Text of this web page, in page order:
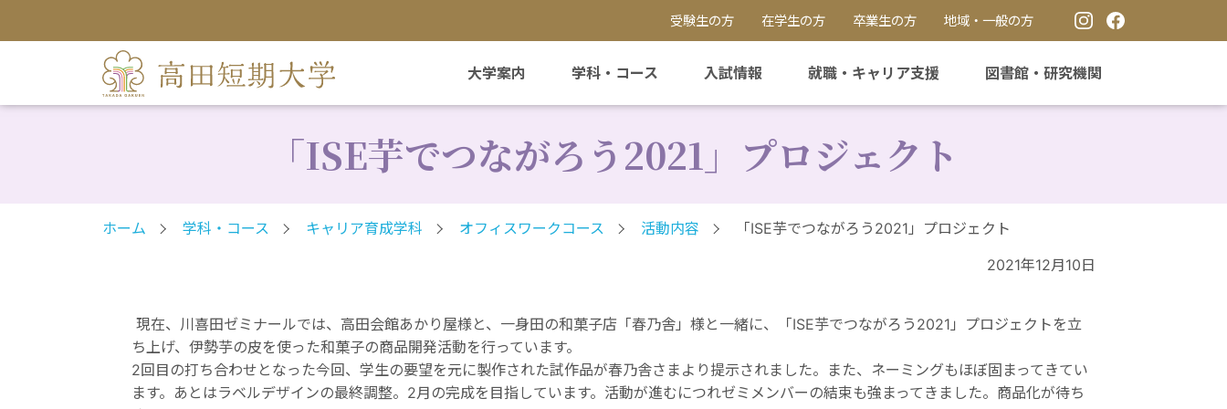
受験生の方 在学生の方 卒業生の方 地域・一般の方
大学案内 学科・コース 入試情報 就職・キャリア支援 図書館・研究機関
「ISE芋でつながろう2021」プロジェクト
ホーム 学科・コース キャリア育成学科 オフィスワークコース 活動内容
「ISE芋でつながろう2021」プロジェクト
2021年12月10日
現在、川喜田ゼミナールでは、高田会館あかり屋様と、一身田の和菓子店「春乃舎」様と一緒に、「ISE芋でつながろう2021」プロジェクトを立
ち上げ、伊勢芋の皮を使った和菓子の商品開発活動を行っています。
2回目の打ち合わせとなった今回、学生の要望を元に製作された試作品が春乃舎さまより提示されました。また、ネーミングもほぼ固まってきてい
ます。あとはラベルデザインの最終調整。2月の完成を目指しています。活動が進むにつれゼミメンバーの結束も強まってきました。商品化が待ち